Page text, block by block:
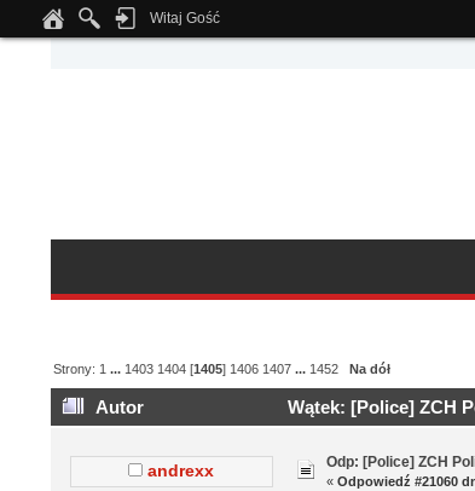
Notice: Undefined index: tapatalk_body_hook in
Witaj Gość
Strony: 1 ... 1403 1404 [1405] 1406 1407 ... 1452 Na dół
Autor Wątek: [Police] ZCH
andrexx Odp: [Police] ZCH
«Odpowiedź #21060